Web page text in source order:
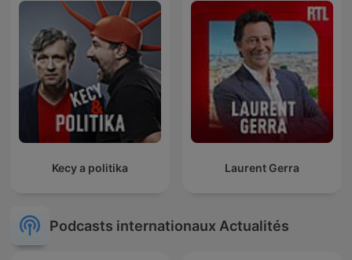
Kecy a politika Laurent Gerra
Podcasts internationaux Actualités